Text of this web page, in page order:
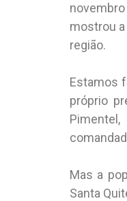
mostrou a
região.
Estamos
próprio
Mas a
Santa